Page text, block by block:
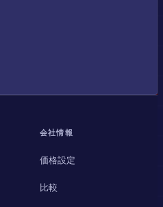
会社情報
価格設定
比較